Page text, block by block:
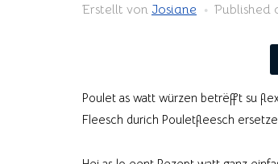
Erstellt von Josiane Published
Poulet as watt würzen betrëfft su
Fleesch durich Pouletfleesch